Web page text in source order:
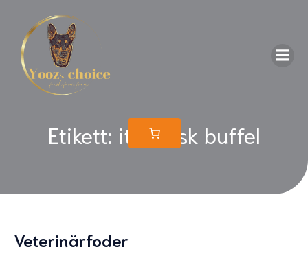
Etikett: italiensk buffel
Veterinärfoder